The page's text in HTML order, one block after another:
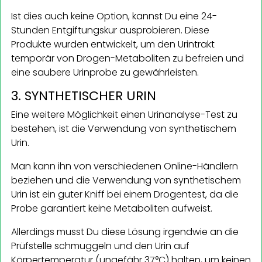
Ist dies auch keine Option, kannst Du eine 24-
Stunden Entgiftungskur ausprobieren. Diese
Produkte wurden entwickelt, um den Urintrakt
temporär von Drogen-Metaboliten zu befreien und
eine saubere Urinprobe zu gewährleisten.
3. SYNTHETISCHER URIN
Eine weitere Möglichkeit einen Urinanalyse-Test zu
bestehen, ist die Verwendung von synthetischem
Urin.
Man kann ihn von verschiedenen Online-Händlern
beziehen und die Verwendung von synthetischem
Urin ist ein guter Kniff bei einem Drogentest, da die
Probe garantiert keine Metaboliten aufweist.
Allerdings musst Du diese Lösung irgendwie an die
Prüfstelle schmuggeln und den Urin auf